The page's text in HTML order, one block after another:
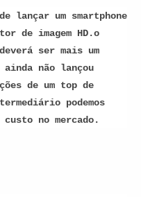
lançar um smartphone
de imagem HD.o
deverá ser mais um
não lançou
de um top de
podemos
no mercado.